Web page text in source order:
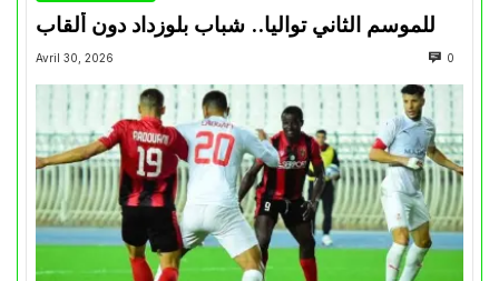
للموسم الثاني تواليا.. شباب بلوزداد دون ألقاب
Avril 30, 2026 0